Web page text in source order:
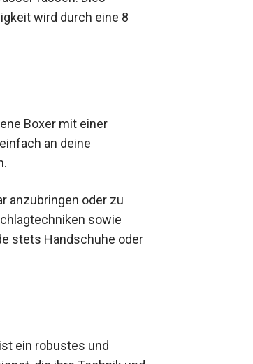
wird durch eine 8
Boxer mit einer
an deine
anzubringen oder zu
sowie
stets Handschuhe
ein robustes und